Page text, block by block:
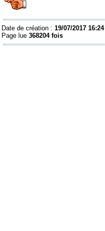
Date de création :19/07/2017 16:24
Page lue368204 fois